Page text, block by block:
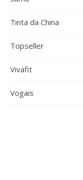
Tinta da China
Topseller
Vivafit
Vogais